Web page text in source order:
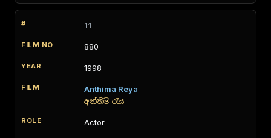
11
880
1998
Anthima Reya
අන්තිම රැය
Actor